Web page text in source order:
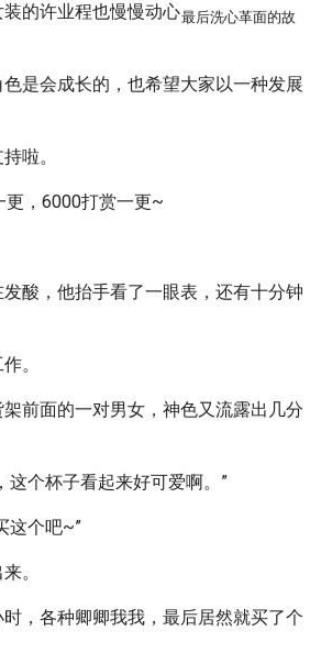
的许业程也慢慢动心最后洗心革面的故
是会成长的，也希望大家以一种发展
啦。
更，6000打赏一更~
酸，他抬手看了一眼表，还有十分钟
。
前面的一对男女，神色又流露出几分
这个杯子看起来好可爱啊。”
这个吧~”
。
，各种卿卿我我，最后居然就买了个